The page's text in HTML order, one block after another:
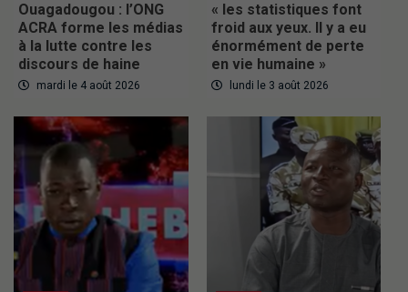
Ouagadougou : l’ONG
ACRA forme les médias
à la lutte contre les
discours de haine
mardi le 4 août 2026
« les statistiques font
froid aux yeux. Il y a eu
énormément de perte
en vie humaine »
lundi le 3 août 2026